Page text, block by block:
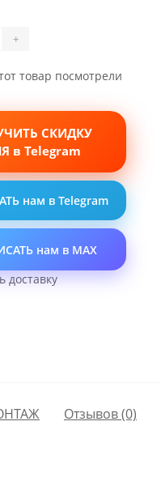
+
товар посмотрели
СКИДКУ
в Telegram
нам в Telegram
нам в MAX
доставку
Отзывов (0)